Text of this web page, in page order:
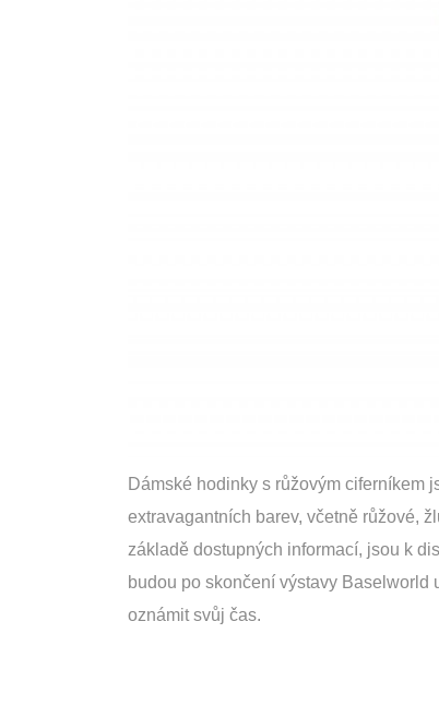
Dámské hodinky s růžovým ciferníkem
extravagantních barev, včetně růžové,
základě dostupných informací, jsou k
budou po skončení výstavy Baselworld
oznámit svůj čas.